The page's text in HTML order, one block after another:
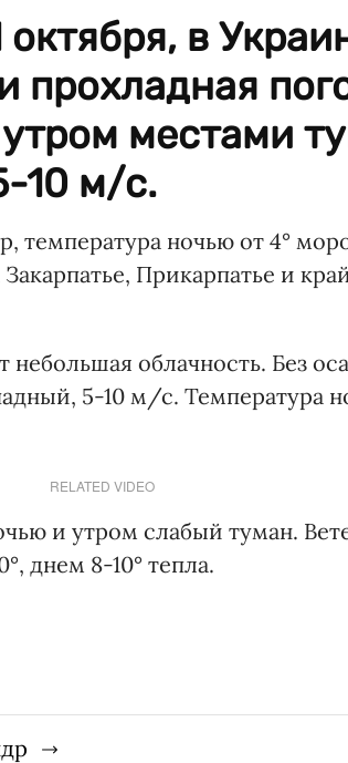
в
прохладная
местами
10 м/с.
температура ночью от 4°
Прикарпатье и
небольшая облачность. Без
5-10 м/с. Температура
RELATED VIDEO
и утром слабый туман.
днем 8-10° тепла.